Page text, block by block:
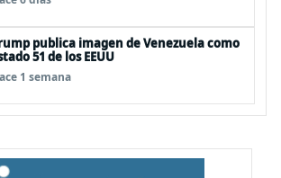
publica imagen de Venezuela como
51 de los EEUU
1 semana